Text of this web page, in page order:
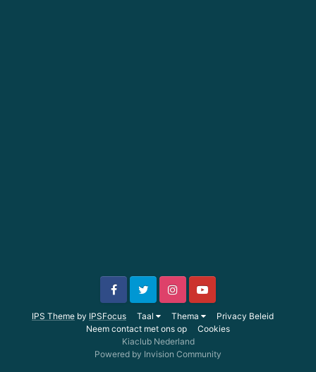
IPS Theme by IPSFocus Taal Thema
Privacy Beleid
Neem contact met ons op
Cookies
Kiaclub Nederland
Powered by Invision Community